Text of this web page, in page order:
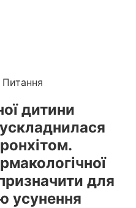
Питання
дитини
для
усунення